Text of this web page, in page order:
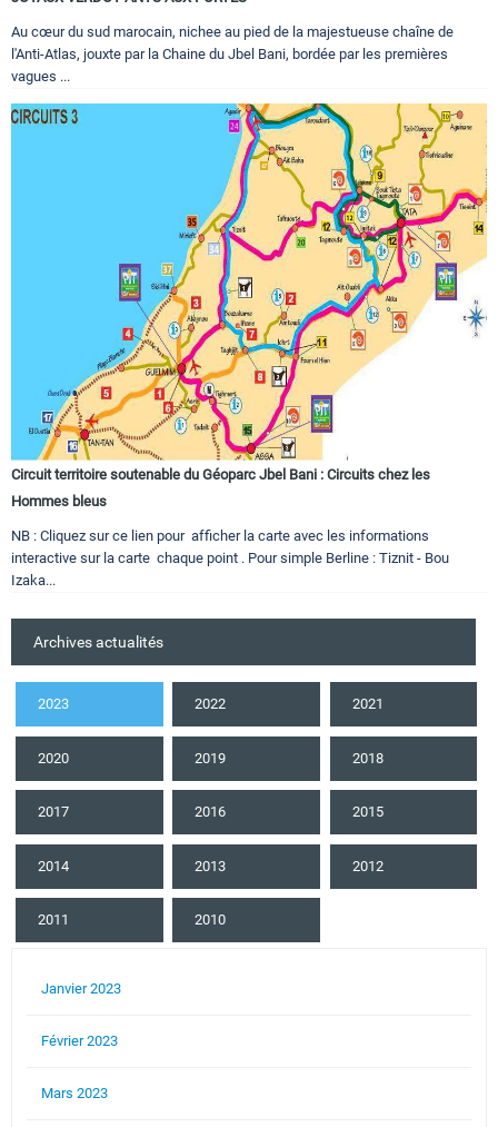
Au cœur du sud marocain, nichee au pied de la majestueuse chaîne de
l'Anti-Atlas, jouxte par la Chaine du Jbel Bani, bordée par les premières
vagues ...
Circuit territoire soutenable du Géoparc Jbel Bani : Circuits chez les
Hommes bleus
NB : Cliquez sur ce lien pour afficher la carte avec les informations
interactive sur la carte chaque point . Pour simple Berline : Tiznit - Bou
Izaka...
Archives actualités
2023 2022 2021
2020 2019 2018
2017 2016 2015
2014 2013 2012
2011 2010
Janvier 2023
Février 2023
Mars 2023